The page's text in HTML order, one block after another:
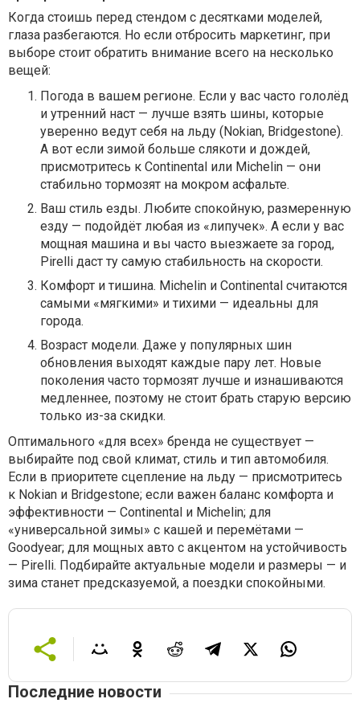
Когда стоишь перед стендом с десятками моделей,
глаза разбегаются. Но если отбросить маркетинг, при
выборе стоит обратить внимание всего на несколько
вещей:
Погода в вашем регионе. Если у вас часто гололёд
и утренний наст — лучше взять шины, которые
уверенно ведут себя на льду (Nokian, Bridgestone).
А вот если зимой больше слякоти и дождей,
присмотритесь к Continental или Michelin — они
стабильно тормозят на мокром асфальте.
Ваш стиль езды. Любите спокойную, размеренную
езду — подойдёт любая из «липучек». А если у вас
мощная машина и вы часто выезжаете за город,
Pirelli даст ту самую стабильность на скорости.
Комфорт и тишина. Michelin и Continental считаются
самыми «мягкими» и тихими — идеальны для
города.
Возраст модели. Даже у популярных шин
обновления выходят каждые пару лет. Новые
поколения часто тормозят лучше и изнашиваются
медленнее, поэтому не стоит брать старую версию
только из-за скидки.
Оптимального «для всех» бренда не существует —
выбирайте под свой климат, стиль и тип автомобиля.
Если в приоритете сцепление на льду — присмотритесь
к Nokian и Bridgestone; если важен баланс комфорта и
эффективности — Continental и Michelin; для
«универсальной зимы» с кашей и перемётами —
Goodyear; для мощных авто с акцентом на устойчивость
— Pirelli. Подбирайте актуальные модели и размеры — и
зима станет предсказуемой, а поездки спокойными.
Последние новости